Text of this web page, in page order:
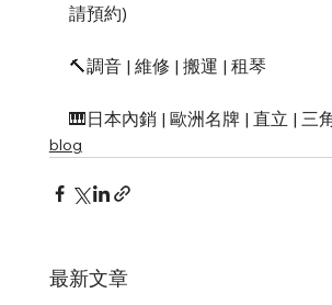
請預約)
🔨調音 | 維修 | 搬運 | 租琴
🎹日本內銷 | 歐洲名牌 | 直立 | 三
blog
最新文章